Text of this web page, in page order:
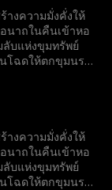
างความมั่งคั่งให้
นาถในคืนเข้าหอ
บแห่งขุมทรัพย์
โฉดให้ตกขุมนรก
นต้องชดใช้คืนให้
างความมั่งคั่งให้
นาถในคืนเข้าหอ
บแห่งขุมทรัพย์
โฉดให้ตกขุมนรก